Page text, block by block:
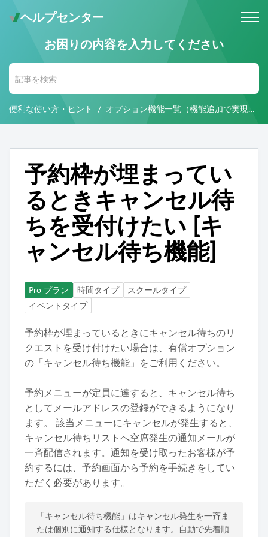
ヘルプセンター
メールでのお問い合わせ
お電話・ Web会議にて対応いたします。
お困りの内容を入力してください
便利な使い方・ヒント オプション機能一覧（機能追加で実現できること）
予約枠が埋まってい
るときキャンセル待
ちを受付けたい [キ
ャンセル待ち機能]
Pro プラン 時間タイプ
スクールタイプ
イベントタイプ
予約枠が埋まっているときにキャンセル待ちのリ
クエストを受け付けたい場合は、有償オプション
の「キャンセル待ち機能」をご利用ください。
予約メニューが定員に達すると、キャンセル待ち
としてメールアドレスの登録ができるようになり
ます。 該当メニューにキャンセルが発生すると、
キャンセル待ちリストへ空席発生の通知メールが
一斉配信されます。通知を受け取ったお客様が予
約するには、予約画面から予約を手続きをしてい
ただく必要があります。
「キャンセル待ち機能」はキャンセル発生を一斉ま
たは個別に通知する仕様となります。自動で先着順